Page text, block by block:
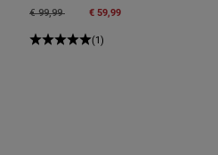
Price reduced from
€ 99,99to € 59,99
(1)